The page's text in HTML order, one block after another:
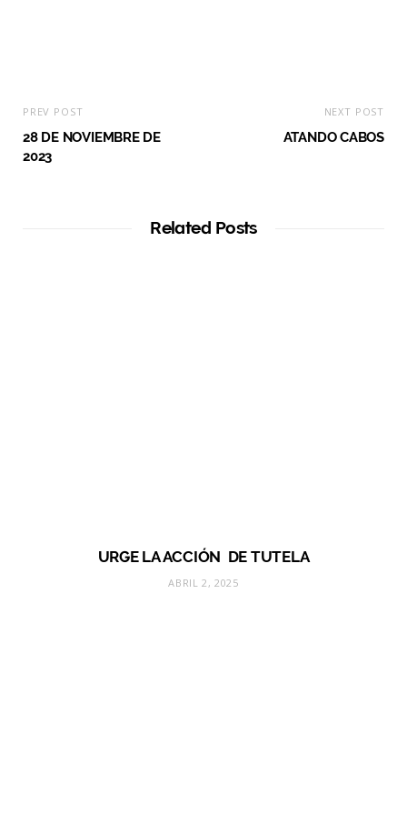
PREV POST
28 DE NOVIEMBRE DE
2023
NEXT POST
ATANDO CABOS
Related Posts
URGE LA ACCIÓN DE TUTELA
ABRIL 2, 2025